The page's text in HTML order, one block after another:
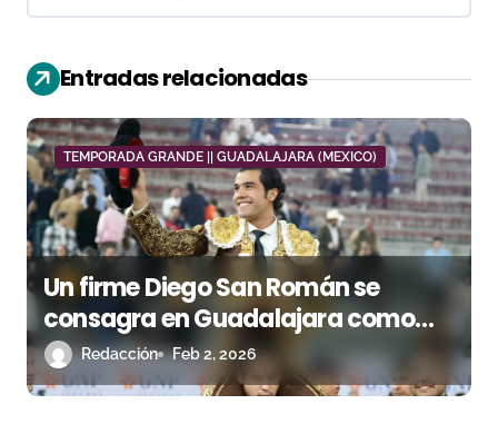
i
ó
n
d
e
e
n
t
r
Entradas relacionadas
TEMPORADA GRANDE || GUADALAJARA (MEXICO)
Un firme Diego San Román se
consagra en Guadalajara como
torero consentido saliendo a
hombros
Redacción Feb 2, 2026